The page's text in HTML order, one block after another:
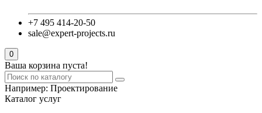
+7 495 414-20-50
sale@expert-projects.ru
0
Ваша корзина пуста!
Например: Проектирование
Каталог услуг